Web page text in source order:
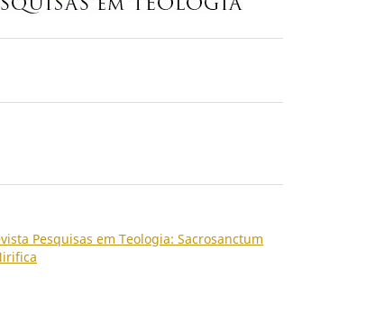
Pesquisas em Teologia: Sacrosanctum